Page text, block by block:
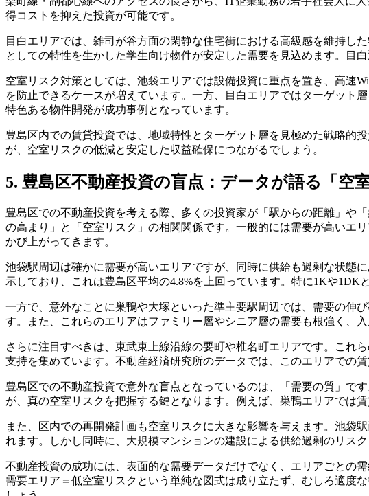
得コストを抑えた投資が可能です。
目白エリアでは、雑司が谷方面の閑静な住宅街における高級感を維持し
としての特性を生かした学生向け物件が安定した需要を見込めます。目
空室リスク対策としては、池袋エリアでは設備投資に重点を置き、高速
を防止できるケースが増えています。一方、目白エリアではターゲット
特色ある物件開発が成功事例となっています。
豊島区内での賃貸投資では、地域特性とターゲット層を見極めた戦略的
が、空室リスクの低減と安定した収益確保につながるでしょう。
5. 豊島区不動産投資の盲点：データが語る「空
豊島区での不動産投資を考える際、多くの投資家が「駅からの距離」や
の高まり」と「空室リスク」の相関関係です。一般的には需要が高いエ
かび上がってきます。
池袋駅周辺は確かに需要が高いエリアですが、同時に供給も過剰な状態
示しており、これは豊島区平均の4.8%を上回っています。特に1Kや1DK
一方で、意外なことに巣鴨や大塚といった準主要駅周辺では、需要の伸
す。また、これらのエリアはファミリー層やシニア層の需要も根強く、
さらに注目すべきは、東武東上線沿線の要町や椎名町エリアです。これ
支持を集めています。不動産経済研究所のデータでは、このエリアでの
豊島区での不動産投資で意外な盲点となっているのは、「需要の質」で
が、真の空室リスクを把握する鍵となります。例えば、巣鴨エリアでは
また、区内での再開発計画も空室リスクに大きな影響を与えます。池袋
れます。しかし同時に、大規模マンションの建設による供給過剰のリスク
不動産投資の成功には、表面的な需要データだけでなく、エリアごとの
需要エリア＝低空室リスクという単純な図式は成り立たず、むしろ適度